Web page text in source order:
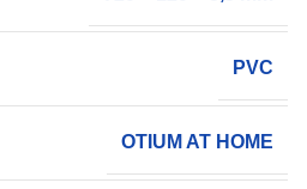
PVC
OTIUM AT HOME